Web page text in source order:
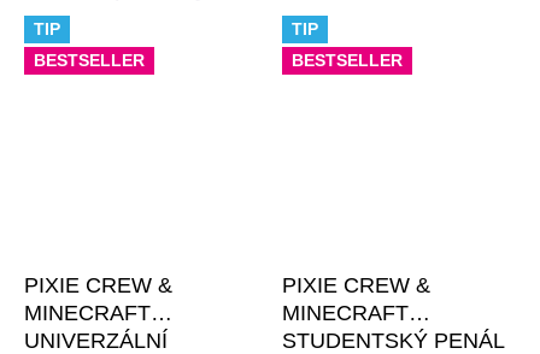
TIP
BESTSELLER
PIXIE CREW &
MINECRAFT
UNIVERZÁLNÍ
TIP
BESTSELLER
PIXIE CREW &
MINECRAFT
STUDENTSKÝ PENÁL